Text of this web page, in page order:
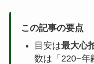
この記事の要点
目安は最大心
数は「220−年